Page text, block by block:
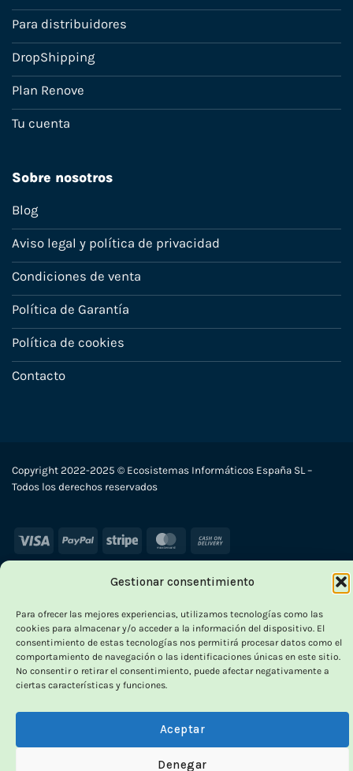
Gestionar consentimiento
Para ofrecer las mejores experiencias, utilizamos tecnologías como las
cookies para almacenar y/o acceder a la información del dispositivo. El
consentimiento de estas tecnologías nos permitirá procesar datos como el
comportamiento de navegación o las identificaciones únicas en este sitio.
No consentir o retirar el consentimiento, puede afectar negativamente a
ciertas características y funciones.
Aceptar
Denegar
Para distribuidores
DropShipping
Plan Renove
Tu cuenta
Sobre nosotros
Blog
Aviso legal y política de privacidad
Condiciones de venta
Política de Garantía
Política de cookies
Contacto
Copyright 2022-2025 © Ecosistemas Informáticos España SL –
Todos los derechos reservados
Visa PayPal Stripe MasterCard
On
Delivery
-
OUTLET VORPC
Calidad probada,
precios imbatibles